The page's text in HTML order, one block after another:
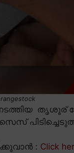
തൃശൂര്
: Click